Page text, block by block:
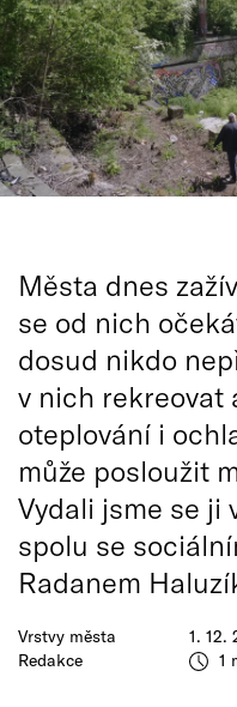
Vrstvy města
Redakce
1. 12.
1
Města dnes
se od nich
dosud nikdo
v nich rekreovat
oteplování i
může posloužit
Vydali jsme se ji
spolu se
Radanem